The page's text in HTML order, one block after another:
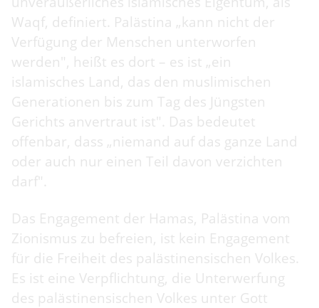
Waqf, definiert. Palästina „kann nicht der
Verfügung der Menschen unterworfen
werden", heißt es dort – es ist „ein
islamisches Land, das den muslimischen
Generationen bis zum Tag des Jüngsten
Gerichts anvertraut ist". Das bedeutet
offenbar, dass „niemand auf das ganze Land
oder auch nur einen Teil davon verzichten
darf".
Das Engagement der Hamas, Palästina vom
Zionismus zu befreien, ist kein Engagement
für die Freiheit des palästinensischen Volkes.
Es ist eine Verpflichtung, die Unterwerfung
des palästinensischen Volkes unter Gott